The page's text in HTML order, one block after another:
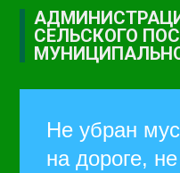
СЕЛЬСКОГО
Не убран
на дороге, не